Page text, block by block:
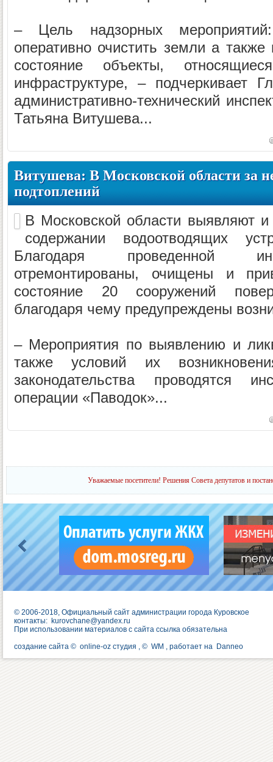
– Цель надзорных
оперативно очистить земли а
состояние объекты,
инфраструктуре, – подчеркивает
административно-технический
Татьяна Витушева...
Витушева: В Московской области за
подтоплений
В Московской области выявляют
содержании водоотводящих
Благодаря проведенной
отремонтированы, очищены и
состояние 20 сооружений
благодаря чему предупреждены
– Мероприятия по выявлению и
также условий их
законодательства проводятся
операции «Паводок»...
Уважаемые посетители! Решения Совета депутатов и
© 2006-2018, Официальный сайт администрации города Куровское
контакты: kurovchane@yandex.ru
При использовании материалов с сайта ссылка обязательна
создание сайта © online-oz студия , © WM , работает на Danneo